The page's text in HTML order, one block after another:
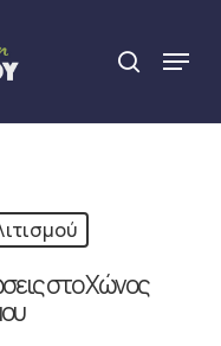
search
Menu
στο Χώνος
Close